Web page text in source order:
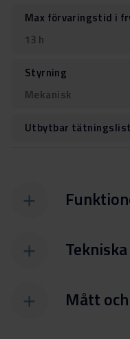
Max förvaringstid i
13 h
Styrning
Mekanisk
Utbytbar
Mått